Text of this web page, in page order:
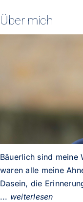
Über mich
Bäuerlich sind meine
waren alle meine
Dasein, die
... weiterlesen